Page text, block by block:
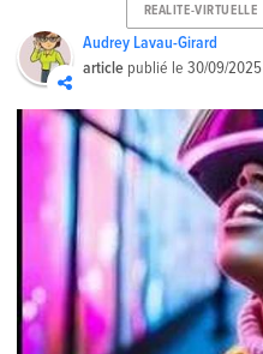
REALITE-VIRTUELLE
Audrey Lavau-Girard
article publié le30/09/2025